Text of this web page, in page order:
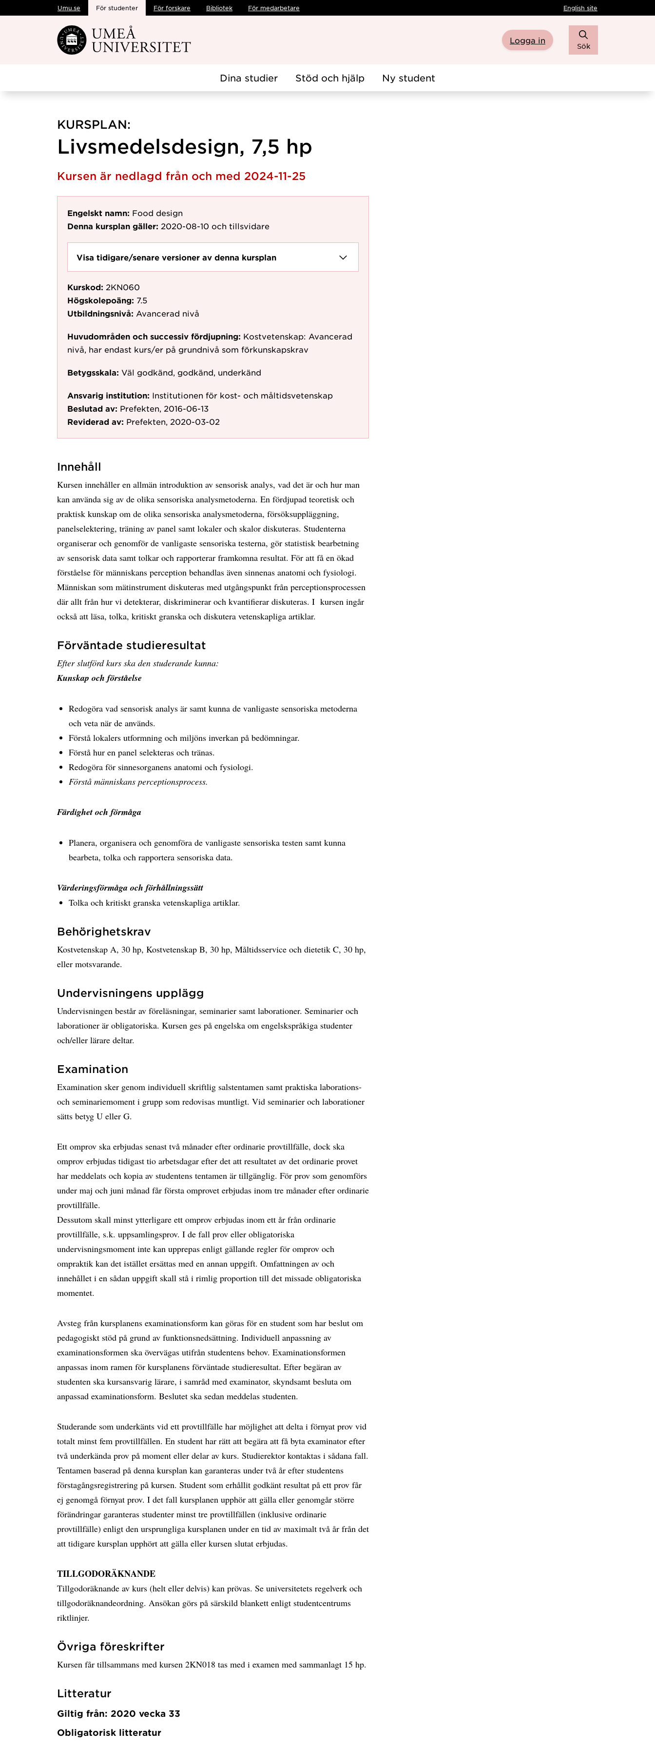
Hoppa direkt till innehållet
Umu.se För studenter För forskare Bibliotek För medarbetare English site
Logga in
Sök
Dina studier Stöd och hjälp Ny student
KURSPLAN:
Livsmedelsdesign, 7,5 hp
Kursen är nedlagd från och med 2024-11-25
Engelskt namn: Food design
Denna kursplan gäller: 2020-08-10 och tillsvidare
Visa tidigare/senare versioner av denna kursplan
Kurskod: 2KN060
Högskolepoäng: 7.5
Utbildningsnivå: Avancerad nivå
Huvudområden och successiv fördjupning: Kostvetenskap: Avancerad
nivå, har endast kurs/er på grundnivå som förkunskapskrav
Betygsskala: Väl godkänd, godkänd, underkänd
Ansvarig institution: Institutionen för kost- och måltidsvetenskap
Beslutad av: Prefekten, 2016-06-13
Reviderad av: Prefekten, 2020-03-02
Innehåll
Kursen innehåller en allmän introduktion av sensorisk analys, vad det är och hur man
kan använda sig av de olika sensoriska analysmetoderna. En fördjupad teoretisk och
praktisk kunskap om de olika sensoriska analysmetoderna, försöksuppläggning,
panelselektering, träning av panel samt lokaler och skalor diskuteras. Studenterna
organiserar och genomför de vanligaste sensoriska testerna, gör statistisk bearbetning
av sensorisk data samt tolkar och rapporterar framkomna resultat. För att få en ökad
förståelse för människans perception behandlas även sinnenas anatomi och fysiologi.
Människan som mätinstrument diskuteras med utgångspunkt från perceptionsprocessen
där allt från hur vi detekterar, diskriminerar och kvantifierar diskuteras. I kursen ingår
också att läsa, tolka, kritiskt granska och diskutera vetenskapliga artiklar.
Förväntade studieresultat
Efter slutförd kurs ska den studerande kunna:
Kunskap och förståelse
Redogöra vad sensorisk analys är samt kunna de vanligaste sensoriska metoderna
och veta när de används.
Förstå lokalers utformning och miljöns inverkan på bedömningar.
Förstå hur en panel selekteras och tränas.
Redogöra för sinnesorganens anatomi och fysiologi.
Förstå människans perceptionsprocess.
Färdighet och förmåga
Planera, organisera och genomföra de vanligaste sensoriska testen samt kunna
bearbeta, tolka och rapportera sensoriska data.
Värderingsförmåga och förhållningssätt
Tolka och kritiskt granska vetenskapliga artiklar.
Behörighetskrav
Kostvetenskap A, 30 hp, Kostvetenskap B, 30 hp, Måltidsservice och dietetik C, 30 hp,
eller motsvarande.
Undervisningens upplägg
Undervisningen består av föreläsningar, seminarier samt laborationer. Seminarier och
laborationer är obligatoriska. Kursen ges på engelska om engelskspråkiga studenter
och/eller lärare deltar.
Examination
Examination sker genom individuell skriftlig salstentamen samt praktiska laborations-
och seminariemoment i grupp som redovisas muntligt. Vid seminarier och laborationer
sätts betyg U eller G.
Ett omprov ska erbjudas senast två månader efter ordinarie provtillfälle, dock ska
omprov erbjudas tidigast tio arbetsdagar efter det att resultatet av det ordinarie provet
har meddelats och kopia av studentens tentamen är tillgänglig. För prov som genomförs
under maj och juni månad får första omprovet erbjudas inom tre månader efter ordinarie
provtillfälle.
Dessutom skall minst ytterligare ett omprov erbjudas inom ett år från ordinarie
provtillfälle, s.k. uppsamlingsprov. I de fall prov eller obligatoriska
undervisningsmoment inte kan upprepas enligt gällande regler för omprov och
ompraktik kan det istället ersättas med en annan uppgift. Omfattningen av och
innehållet i en sådan uppgift skall stå i rimlig proportion till det missade obligatoriska
momentet.
Avsteg från kursplanens examinationsform kan göras för en student som har beslut om
pedagogiskt stöd på grund av funktionsnedsättning. Individuell anpassning av
examinationsformen ska övervägas utifrån studentens behov. Examinationsformen
anpassas inom ramen för kursplanens förväntade studieresultat. Efter begäran av
studenten ska kursansvarig lärare, i samråd med examinator, skyndsamt besluta om
anpassad examinationsform. Beslutet ska sedan meddelas studenten.
Studerande som underkänts vid ett provtillfälle har möjlighet att delta i förnyat prov vid
totalt minst fem provtillfällen. En student har rätt att begära att få byta examinator efter
två underkända prov på moment eller delar av kurs. Studierektor kontaktas i sådana fall.
Tentamen baserad på denna kursplan kan garanteras under två år efter studentens
förstagångsregistrering på kursen. Student som erhållit godkänt resultat på ett prov får
ej genomgå förnyat prov. I det fall kursplanen upphör att gälla eller genomgår större
förändringar garanteras studenter minst tre provtillfällen (inklusive ordinarie
provtillfälle) enligt den ursprungliga kursplanen under en tid av maximalt två år från det
att tidigare kursplan upphört att gälla eller kursen slutat erbjudas.
TILLGODORÄKNANDE
Tillgodoräknande av kurs (helt eller delvis) kan prövas. Se universitetets regelverk och
tillgodoräknandeordning. Ansökan görs på särskild blankett enligt studentcentrums
riktlinjer.
Övriga föreskrifter
Kursen får tillsammans med kursen 2KN018 tas med i examen med sammanlagt 15 hp.
Litteratur
Giltig från: 2020 vecka 33
Obligatorisk litteratur